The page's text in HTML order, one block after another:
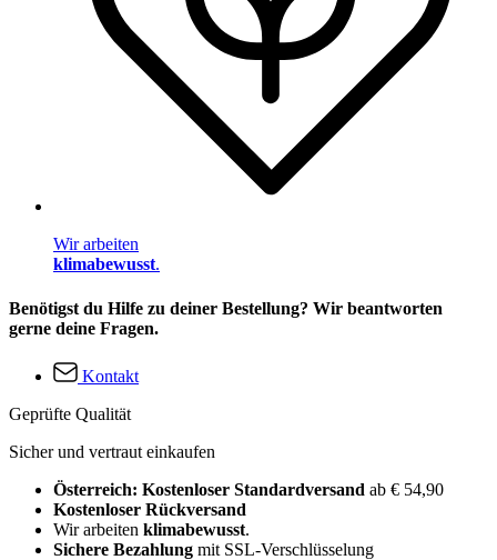
Wir arbeiten
klimabewusst.
Benötigst du Hilfe zu deiner Bestellung? Wir beantworten
gerne deine Fragen.
Kontakt
Geprüfte Qualität
Sicher und vertraut einkaufen
Österreich: Kostenloser Standardversand ab € 54,90
Kostenloser Rückversand
Wir arbeiten klimabewusst.
Sichere Bezahlung mit SSL-Verschlüsselung